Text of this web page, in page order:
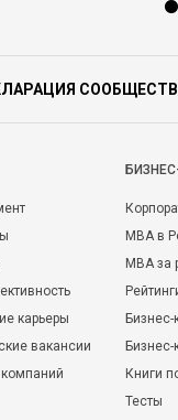
карьеры
вакансии
MBA в
MBA
Бизнес-
Книги
Тесты